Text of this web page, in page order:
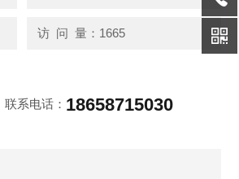
访 问 量：1665
联系电话： 18658715030